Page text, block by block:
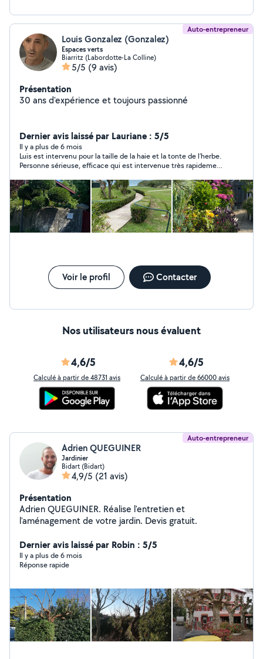
habitat.
Auto-entrepreneur
Louis Gonzalez (Gonzalez)
Espaces verts
Biarritz (Labordotte-La Colline)
5/5 (9 avis)
Présentation
30 ans d'expérience et toujours passionné
Dernier avis laissé par Lauriane : 5/5
Il y a plus de 6 mois
Luis est intervenu pour la taille de la haie et la tonte de l’herbe.
Personne sérieuse, efficace qui est intervenue très rapidement
Voir le profil Contacter
Nos utilisateurs nous évaluent
4,6/5
Calculé à partir de 48731 avis
4,6/5
Calculé à partir de 66000 avis
Auto-entrepreneur
Adrien QUEGUINER
Jardinier
Bidart (Bidart)
4,9/5 (21 avis)
Présentation
Adrien QUEGUINER. Réalise l'entretien et
l'aménagement de votre jardin. Devis gratuit.
Dernier avis laissé par Robin : 5/5
Il y a plus de 6 mois
Réponse rapide